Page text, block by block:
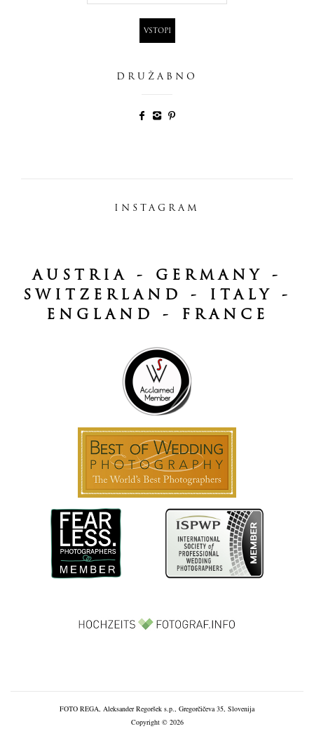
DRUŽABNO
INSTAGRAM
AUSTRIA - GERMANY -
SWITZERLAND - ITALY -
ENGLAND - FRANCE
FOTO REGA, Aleksander Regoršek s.p., Gregorčičeva 35, Slovenija
Copyright © 2026